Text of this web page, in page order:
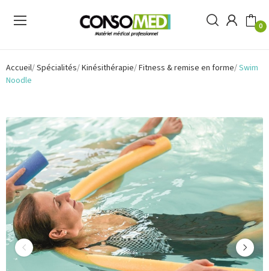
0
Accueil Spécialités Kinésithérapie Fitness & remise en forme Swim
Noodle